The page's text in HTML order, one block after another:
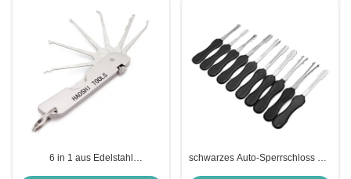
6 in 1 aus Edelstahl
schwarzes Auto-Sperrschloss Set